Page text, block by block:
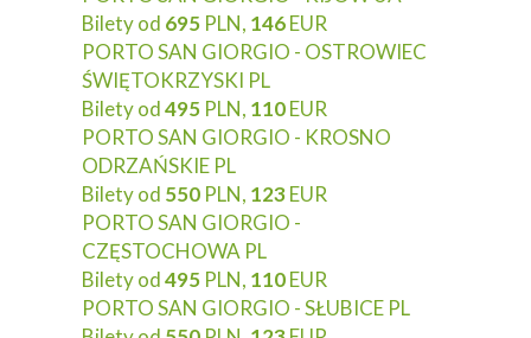
Bilety od 695 PLN, 146EUR
PORTO SAN GIORGIO - OSTROWIEC
ŚWIĘTOKRZYSKI PL
Bilety od495 PLN, 110EUR
PORTO SAN GIORGIO - KROSNO
ODRZAŃSKIE PL
Bilety od 550 PLN, 123EUR
PORTO SAN GIORGIO -
CZĘSTOCHOWA PL
Bilety od495 PLN, 110EUR
PORTO SAN GIORGIO - SŁUBICE PL